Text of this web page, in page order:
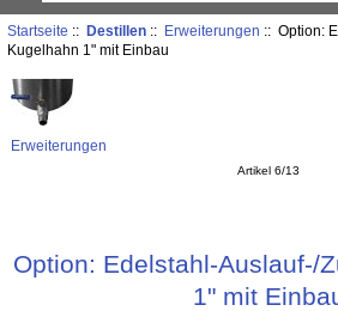
Startseite :: Destillen:: Erweiterungen :: Option:
Kugelhahn 1" mit Einbau
Erweiterungen
Artikel 6/13
Option: Edelstahl-Auslauf-/
1" mit